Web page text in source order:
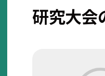
研究大会